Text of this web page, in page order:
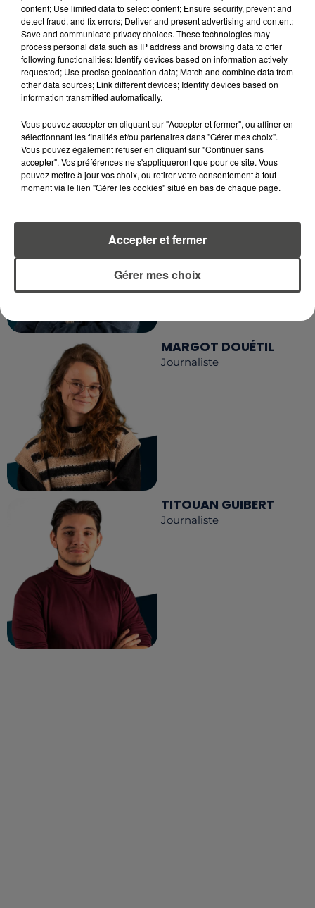
RETROUVEZ TOUTE L'ACTU DE LA RÉGION ET
RECEVEZ LES ALERTES INFOS DE LA RÉDACTION
EN TÉLÉCHARGEANT L'APPLICATION MOBILE
RCA
LA RÉDACTION
RCA
Voir toute l'équipe RCA
DIMITRI COUTAND
MARGOT DOUÉTIL
Journaliste
TITOUAN GUIBERT
Journaliste
content; Use limited data to select content; Ensure security, prevent and
detect fraud, and fix errors; Deliver and present advertising and content;
Save and communicate privacy choices. These technologies may
process personal data such as IP address and browsing data to offer
following functionalities: Identify devices based on information actively
requested; Use precise geolocation data; Match and combine data from
other data sources; Link different devices; Identify devices based on
information transmitted automatically.
Vous pouvez accepter en cliquant sur "Accepter et fermer", ou affiner en
sélectionnant les finalités et/ou partenaires dans "Gérer mes choix".
Vous pouvez également refuser en cliquant sur "Continuer sans
accepter". Vos préférences ne s'appliqueront que pour ce site. Vous
pouvez mettre à jour vos choix, ou retirer votre consentement à tout
moment via le lien "Gérer les cookies" situé en bas de chaque page.
Gérer mes choix
Accepter et fermer